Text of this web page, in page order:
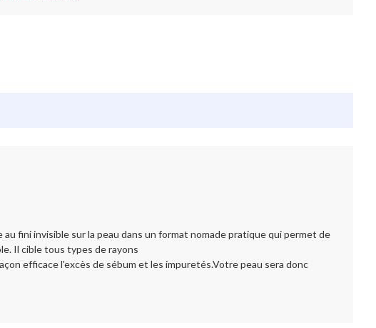
fini invisible sur la peau dans un format nomade pratique qui permet de
Il cible tous types de rayons
efficace l'excès de sébum et les impuretés.Votre peau sera donc